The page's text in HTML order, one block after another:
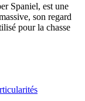
Spaniel, est une
son regard
pour la chasse